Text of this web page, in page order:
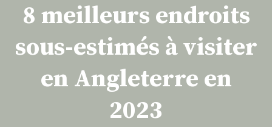
8 meilleurs endroits
sous-estimés à visiter
en Angleterre en
2023